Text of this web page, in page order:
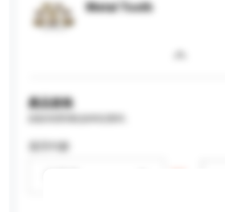
Metal Tooth
產品規格
適用年齡